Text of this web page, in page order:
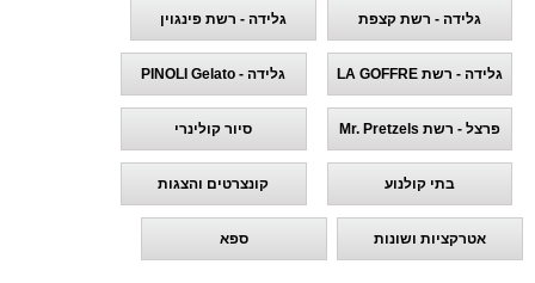
גלידה - רשת קצפת גלידה - רשת פינגוין
גלידה - רשת LA GOFFRE גלידה - PINOLI Gelato
פרצל - רשת Mr. Pretzels סיור קולינרי
בתי קולנוע קונצרטים והצגות
אטרקציות ושונות ספא